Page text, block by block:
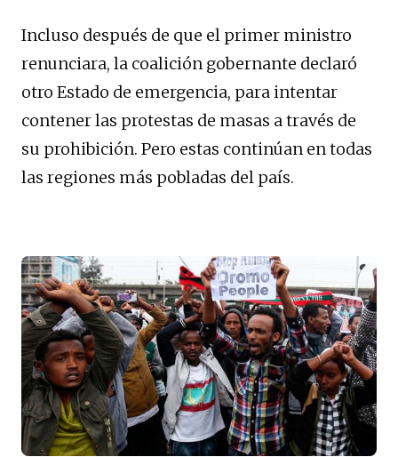
Incluso después de que el primer ministro
renunciara, la coalición gobernante declaró
otro Estado de emergencia, para intentar
contener las protestas de masas a través de
su prohibición. Pero estas continúan en todas
las regiones más pobladas del país.